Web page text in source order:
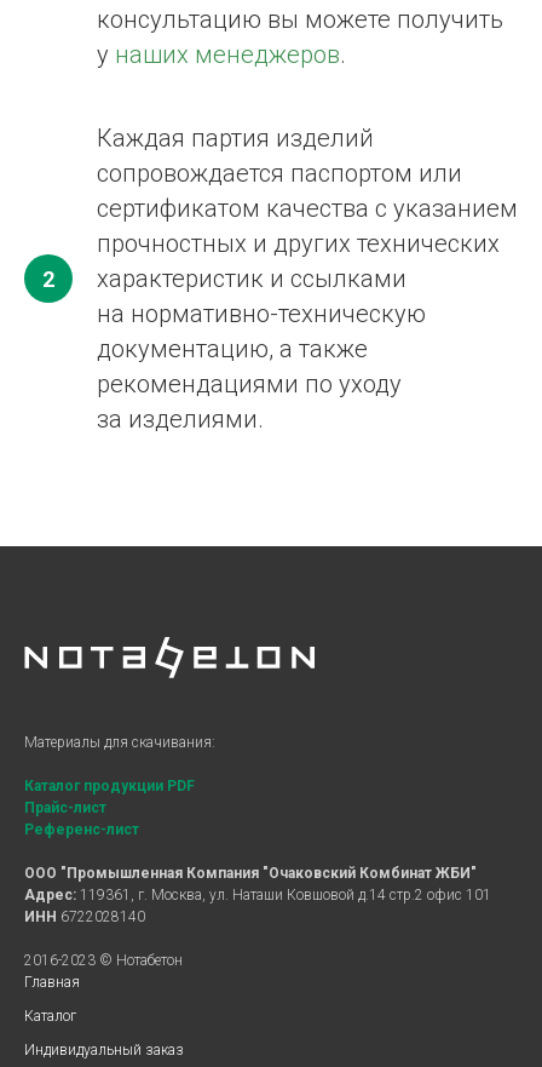
консультацию вы можете получить
у наших менеджеров.
2
Каждая партия изделий
сопровождается паспортом или
сертификатом качества с указанием
прочностных и других технических
характеристик и ссылками
на нормативно-техническую
документацию, а также
рекомендациями по уходу
за изделиями.
Материалы для скачивания:
Каталог продукции PDF
Прайс-лист
Референс-лист
ООО "Промышленная Компания "Очаковский Комбинат ЖБИ"
Адрес: 119361, г. Москва, ул. Наташи Ковшовой д.14 стр.2 офис 101
ИНН 6722028140
2016-2023 © Нотабетон
Главная
Каталог
Индивидуальный заказ